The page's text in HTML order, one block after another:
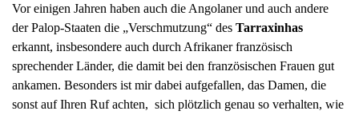
Vor einigen Jahren haben auch die Angolaner und auch andere
der Palop-Staaten die „Verschmutzung“ des Tarraxinhas
erkannt, insbesondere auch durch Afrikaner französisch
sprechender Länder, die damit bei den französischen Frauen gut
ankamen. Besonders ist mir dabei aufgefallen, das Damen, die
sonst auf Ihren Ruf achten, sich plötzlich genau so verhalten, wie